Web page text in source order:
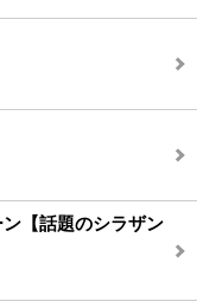
【話題のシラザン